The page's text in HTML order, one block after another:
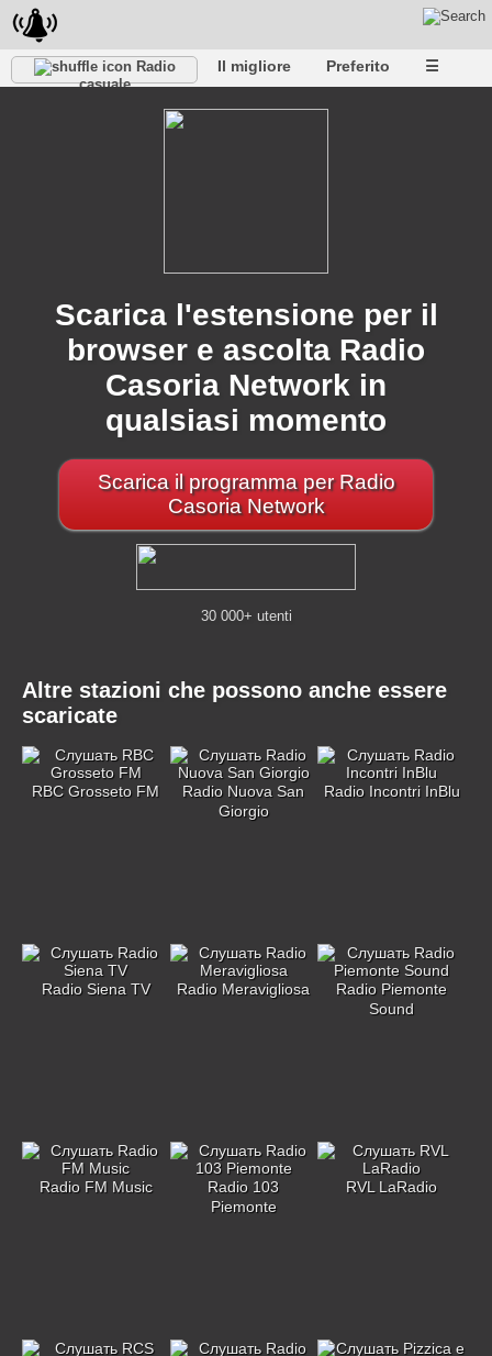
Radio
casuale
Il migliore Preferito ☰
Scarica l'estensione per il
browser e ascolta Radio
Casoria Network in
qualsiasi momento
Scarica il programma per Radio
Casoria Network
30 000+ utenti
Altre stazioni che possono anche essere
scaricate
RBC Grosseto FM
Radio Nuova San
Giorgio
Radio Incontri InBlu
Radio Siena TV Radio Meravigliosa
Radio Piemonte
Sound
Radio FM Music
Radio 103
Piemonte
RVL LaRadio